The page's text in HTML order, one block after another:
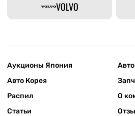
VOLVO
Аукционы Япония
Авто Корея
Распил
О
Статьи